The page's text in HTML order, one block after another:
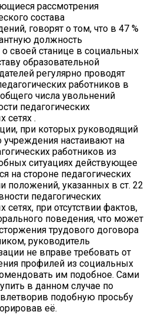
рассмотрения
состава
говорят о том, что в 47 %
должность
своей станице в социальных
образовательной
регулярно проводят
работников в
числа увольнений
педагогических
сетях .
при которых руководящий
учреждения настаивают на
работников из
ситуациях действующее
на стороне педагогических
положений, указанных в ст. 22
педагогических
при отсутствии фактов,
поведения, что может
трудового договора
руководитель
не вправе требовать от
профилей из социальных
им подобное. Сами
в данном случае по
подобную просьбу
её.